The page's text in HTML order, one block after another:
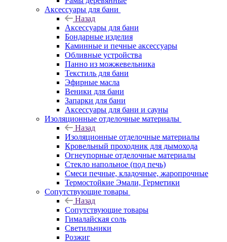
Аксессуары для бани
Назад
Аксессуары для бани
Бондарные изделия
Каминные и печные аксессуары
Обливные устройства
Панно из можжевельника
Текстиль для бани
Эфирные масла
Веники для бани
Запарки для бани
Аксессуары для бани и сауны
Изоляционные отделочные материалы
Назад
Изоляционные отделочные материалы
Кровельный проходник для дымохода
Огнеупорные отделочные материалы
Стекло напольное (под печь)
Смеси печные, кладочные, жаропрочные
Термостойкие Эмали, Герметики
Сопутствующие товары
Назад
Сопутствующие товары
Гималайская соль
Светильники
Розжиг